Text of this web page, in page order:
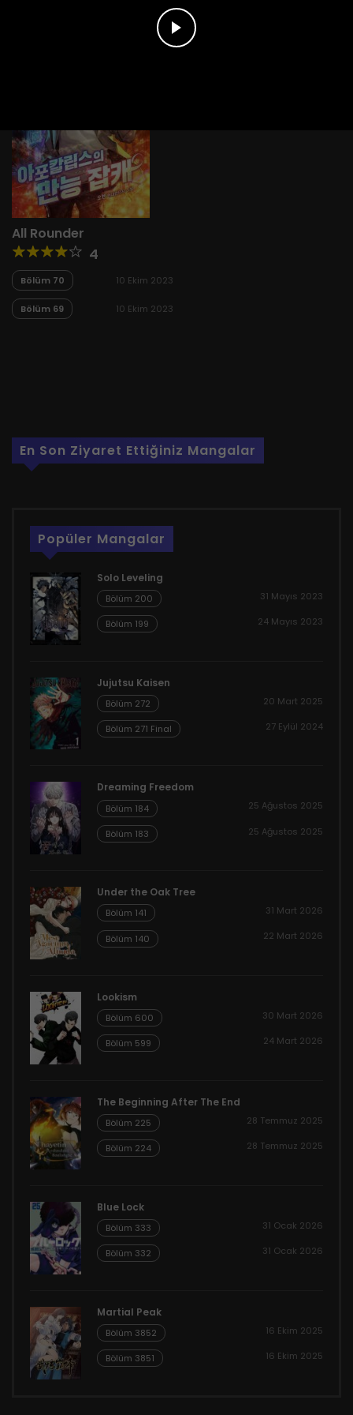
All Rounder
4
Bölüm 70 10 Ekim 2023
Bölüm 69 10 Ekim 2023
En Son Ziyaret Ettiğiniz Mangalar
Popüler Mangalar
Solo Leveling
Bölüm 200 31 Mayıs 2023
Bölüm 199 24 Mayıs 2023
Jujutsu Kaisen
Bölüm 272 20 Mart 2025
Bölüm 271 Final 27 Eylül 2024
Dreaming Freedom
Bölüm 184 25 Ağustos 2025
Bölüm 183 25 Ağustos 2025
Under the Oak Tree
Bölüm 141 31 Mart 2026
Bölüm 140 22 Mart 2026
Lookism
Bölüm 600 30 Mart 2026
Bölüm 599 24 Mart 2026
The Beginning After The End
Bölüm 225 28 Temmuz 2025
Bölüm 224 28 Temmuz 2025
Blue Lock
Bölüm 333 31 Ocak 2026
Bölüm 332 31 Ocak 2026
Martial Peak
Bölüm 3852 16 Ekim 2025
Bölüm 3851 16 Ekim 2025